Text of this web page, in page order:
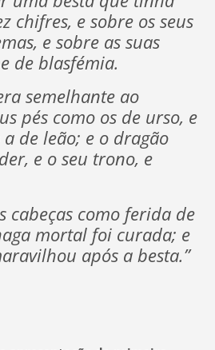
chifres, e sobre os seus
e sobre as suas
de blasfémia.
semelhante ao
pés como os de urso, e
de leão; e o dragão
e o seu trono, e
cabeças como ferida de
mortal foi curada; e
após a besta.”